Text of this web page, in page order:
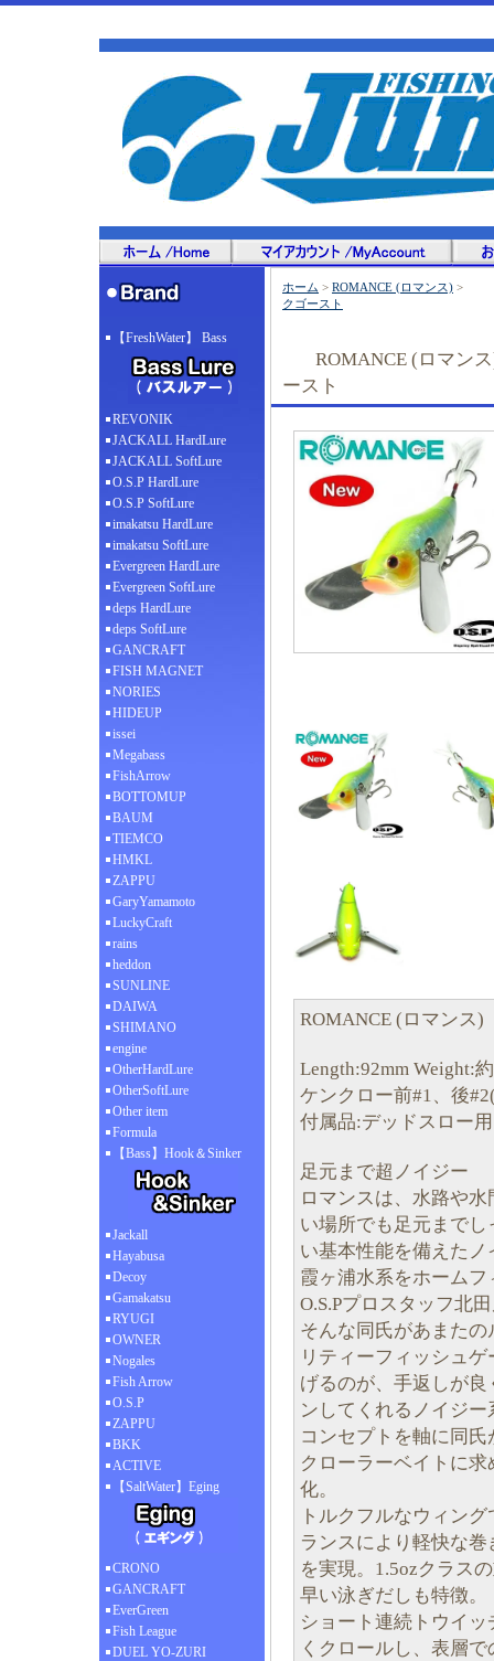
【FreshWater】 Bass
REVONIK
JACKALL HardLure
JACKALL SoftLure
O.S.P HardLure
O.S.P SoftLure
imakatsu HardLure
imakatsu SoftLure
Evergreen HardLure
Evergreen SoftLure
deps HardLure
deps SoftLure
GANCRAFT
FISH MAGNET
NORIES
HIDEUP
issei
Megabass
FishArrow
BOTTOMUP
BAUM
TIEMCO
HMKL
ZAPPU
GaryYamamoto
LuckyCraft
rains
heddon
SUNLINE
DAIWA
SHIMANO
engine
OtherHardLure
OtherSoftLure
Other item
Formula
【Bass】Hook＆Sinker
Jackall
Hayabusa
Decoy
Gamakatsu
RYUGI
OWNER
Nogales
Fish Arrow
O.S.P
ZAPPU
BKK
ACTIVE
【SaltWater】Eging
CRONO
GANCRAFT
EverGreen
Fish League
DUEL YO-ZURI
ホーム > ROMANCE (ロマンス) >
クゴースト
ROMANCE (ロマン
ースト
ROMANCE (ロマンス)
Length:92mm Weight:
ケンクロー前#1、後
付属品:デッドスロー
足元まで超ノイジー
ロマンスは、水路や
い場所でも足元まで
い基本性能を備えた
霞ヶ浦水系をホーム
O.S.Pプロスタッフ北
そんな同氏があまた
リティーフィッシュ
げるのが、手返しが
ンしてくれるノイジ
コンセプトを軸に同氏
クローラーベイトに
化。
トルクフルなウィン
ランスにより軽快な
を実現。1.5ozクラス
早い泳ぎだしも特徴。
ショート連続トウイ
くクロールし、表層